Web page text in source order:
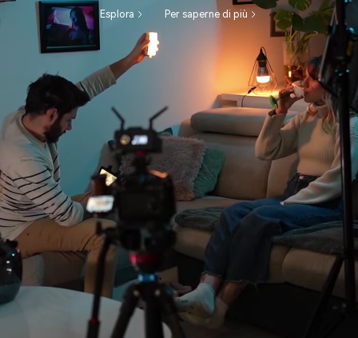
Esplora Per saperne di più